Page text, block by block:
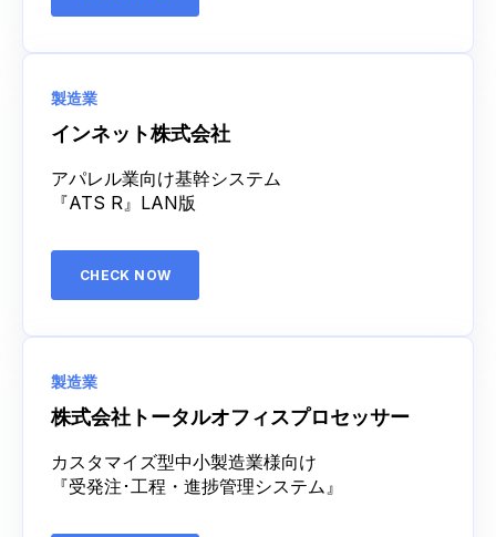
製造業
インネット株式会社
アパレル業向け基幹システム
『ATS R』LAN版
CHECK NOW
製造業
株式会社トータルオフィスプロセッサー
カスタマイズ型中小製造業様向け
『受発注･工程・進捗管理システム』